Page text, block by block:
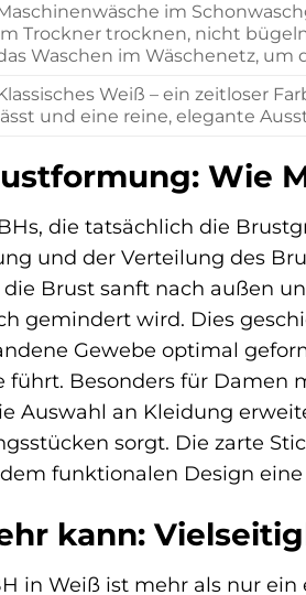
im
Trockner trocknen, nicht
Waschen im Wäschenetz, um
Weiß – ein zeitloser
lässt und eine reine, elegante
Wie
die tatsächlich die
und der Verteilung des
Brust sanft nach außen
gemindert wird. Dies
Gewebe optimal
führt. Besonders für Damen
Auswahl an Kleidung
sorgt. Die zarte
funktionalen Design
kann:
in Weiß ist mehr als nur